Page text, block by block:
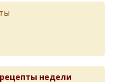
недели